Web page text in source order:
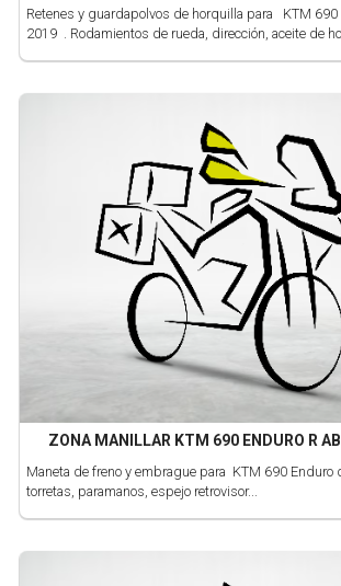
Retenes y guardapolvos de horquilla para KTM 690 Enduro R desde
2019 . Rodamientos de rueda, dirección, aceite de
ZONA MANILLAR KTM 690 ENDURO R
Maneta de freno y embrague para KTM 690 Enduro
torretas, paramanos, espejo retrovisor...